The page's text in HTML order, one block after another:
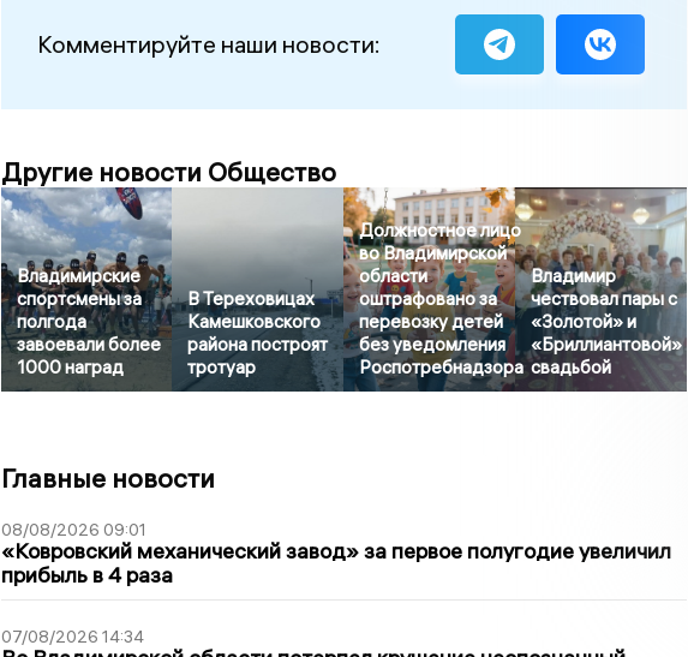
Комментируйте наши новости:
Другие новости Общество
Владимирские
спортсмены за
полгода
завоевали более
1000 наград
В Тереховицах
Камешковского
района построят
тротуар
Должностное лицо
во Владимирской
области
оштрафовано за
перевозку детей
без уведомления
Роспотребнадзора
Владимир
чествовал пары с
«Золотой» и
«Бриллиантовой»
свадьбой
Главные новости
08/08/2026 09:01
«Ковровский механический завод» за первое полугодие увеличил
прибыль в 4 раза
07/08/2026 14:34